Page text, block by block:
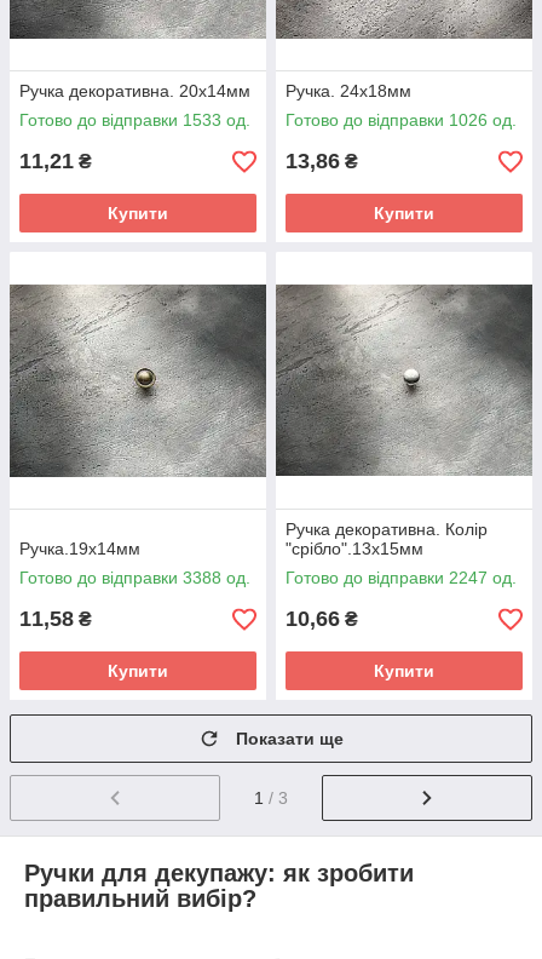
Ручка декоративна. 20х14мм
Готово до відправки 1533 од.
11,21 ₴
Купити
Ручка. 24х18мм
Готово до відправки 1026 од.
13,86 ₴
Купити
Ручка.19х14мм
Готово до відправки 3388 од.
11,58 ₴
Купити
Ручка декоративна. Колір
"cрібло".13х15мм
Готово до відправки 2247 од.
10,66 ₴
Купити
Показати ще
1 / 3
Ручки для декупажу: як зробити
правильний вибір?